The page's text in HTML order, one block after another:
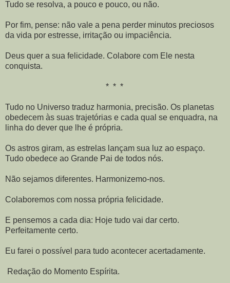
Tudo se resolva, a pouco e pouco, ou não.
Por fim, pense: não vale a pena perder minutos preciosos
da vida por estresse, irritação ou impaciência.
Deus quer a sua felicidade. Colabore com Ele nesta
conquista.
* * *
Tudo no Universo traduz harmonia, precisão. Os planetas
obedecem às suas trajetórias e cada qual se enquadra, na
linha do dever que lhe é própria.
Os astros giram, as estrelas lançam sua luz ao espaço.
Tudo obedece ao Grande Pai de todos nós.
Não sejamos diferentes. Harmonizemo-nos.
Colaboremos com nossa própria felicidade.
E pensemos a cada dia: Hoje tudo vai dar certo.
Perfeitamente certo.
Eu farei o possível para tudo acontecer acertadamente.
Redação do Momento Espírita.